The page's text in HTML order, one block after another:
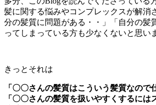
髪に関する悩みやコンプレックスが解消
分の髪質に問題がある・・」「自分の髪
ってしまっている方も少なくないと思い
きっとそれは
「〇〇さんの髪質はこういう髪質なので
「〇〇さんの髪質を扱いやすくするには